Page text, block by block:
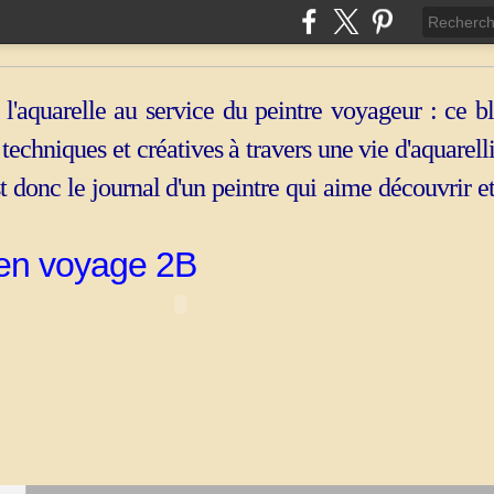
au service du peintre voyageur : ce
et créatives à travers une vie
le journal d'un peintre qui aime découvrir